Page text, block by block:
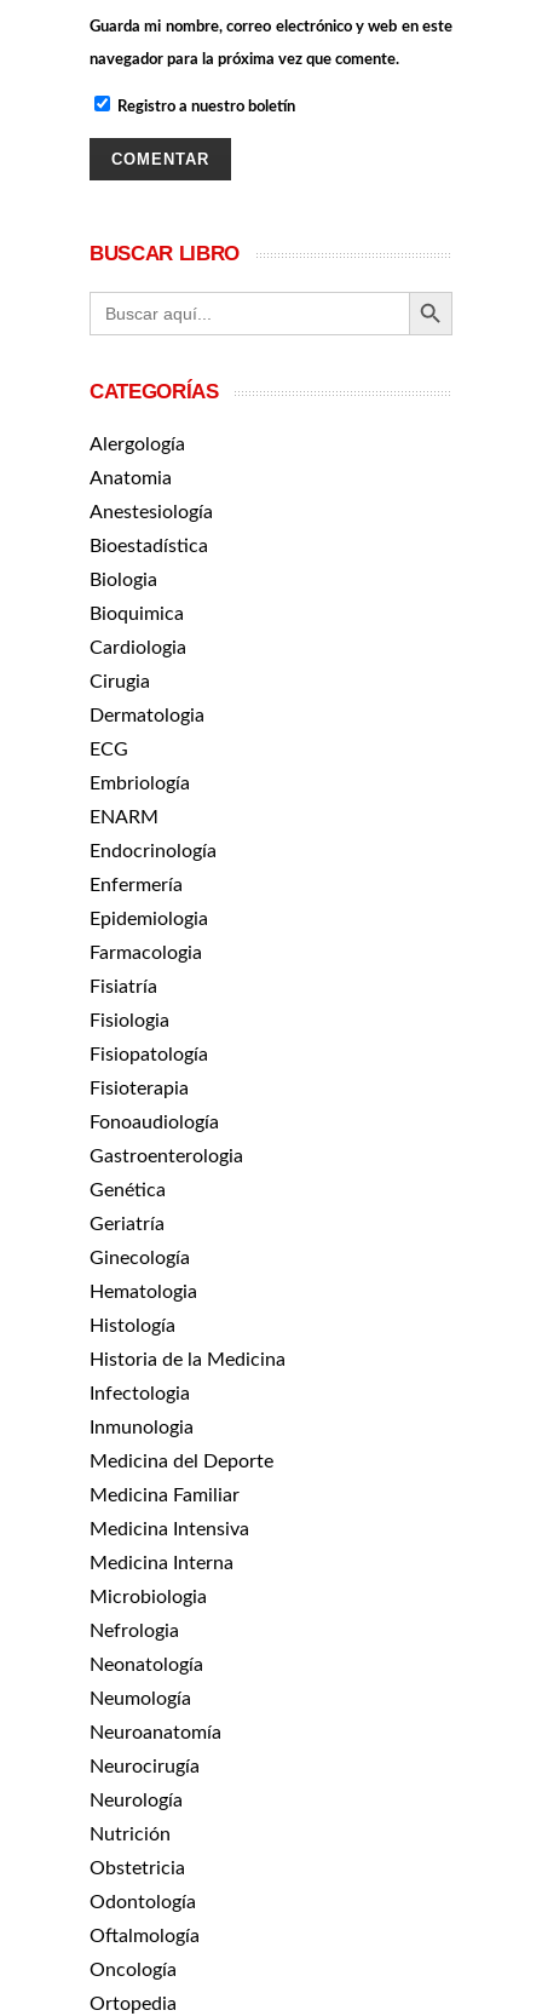
Guarda mi nombre, correo electrónico y web en este
navegador para la próxima vez que comente.
Registro a nuestro boletín
BUSCAR LIBRO
BOTÓN DE
CATEGORÍAS
Alergología
Anatomia
Anestesiología
Bioestadística
Biologia
Bioquimica
Cardiologia
Cirugia
Dermatologia
ECG
Embriología
ENARM
Endocrinología
Enfermería
Epidemiologia
Farmacologia
Fisiatría
Fisiologia
Fisiopatología
Fisioterapia
Fonoaudiología
Gastroenterologia
Genética
Geriatría
Ginecología
Hematologia
Histología
Historia de la Medicina
Infectologia
Inmunologia
Medicina del Deporte
Medicina Familiar
Medicina Intensiva
Medicina Interna
Microbiologia
Nefrologia
Neonatología
Neumología
Neuroanatomía
Neurocirugía
Neurología
Nutrición
Obstetricia
Odontología
Oftalmología
Oncología
Ortopedia